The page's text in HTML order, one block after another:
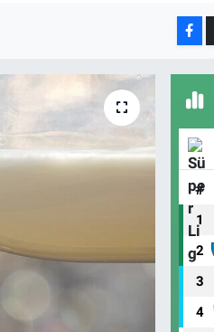
#
1
2
3
4